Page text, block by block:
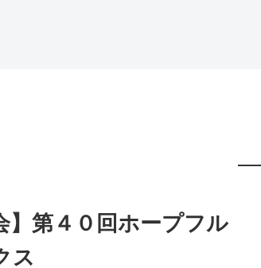
】第４０回ホープフル
ス